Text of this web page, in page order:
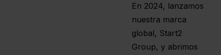
En 2024, lanzamos
nuestra marca
global, Start2
Group, y abrimos